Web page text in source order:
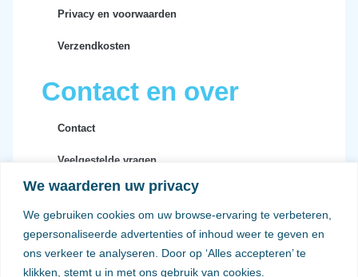
We waarderen uw privacy
We gebruiken cookies om uw browse-ervaring te verbeteren,
gepersonaliseerde advertenties of inhoud weer te geven en
ons verkeer te analyseren. Door op ‘Alles accepteren’ te
klikken, stemt u in met ons gebruik van cookies.
Privacy en voorwaarden
Verzendkosten
Contact en over
Contact
Veelgestelde vragen
Privacy en voorwaarden